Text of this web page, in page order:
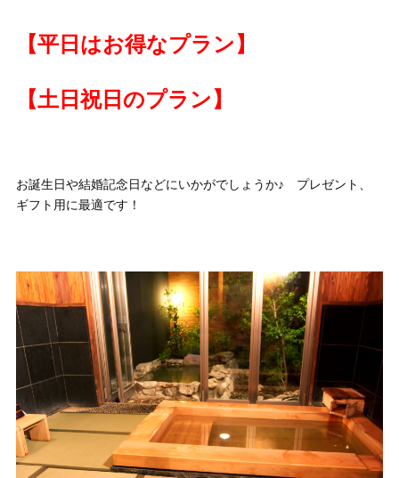
【平日はお得なプラン】
【土日祝日のプラン】
お誕生日や結婚記念日などにいかがでしょうか♪ プレゼント、
ギフト用に最適です！